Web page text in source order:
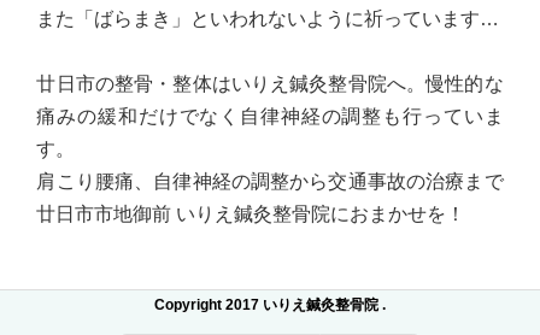
また「ばらまき」といわれないように祈っています…
廿日市の整骨・整体はいりえ鍼灸整骨院へ。慢性的な
痛みの緩和だけでなく自律神経の調整も行っていま
す。
肩こり腰痛、自律神経の調整から交通事故の治療まで
廿日市市地御前 いりえ鍼灸整骨院におまかせを！
Copyright 2017 いりえ鍼灸整骨院 .